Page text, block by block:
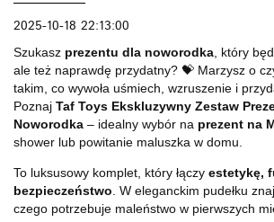
2025-10-18 22:13:00
Szukasz prezentu dla noworodka , który
ale też naprawdę przydatny? 💝 Marzysz o
takim, co wywoła uśmiech, wzruszenie i
Poznaj Taf Toys Ekskluzywny Zestaw
Noworodka – idealny wybór na prezent na
shower lub powitanie maluszka w domu.
To luksusowy komplet, który łączy estetykę,
bezpieczeństwo . W eleganckim pudełku
czego potrzebuje maleństwo w pierwszych